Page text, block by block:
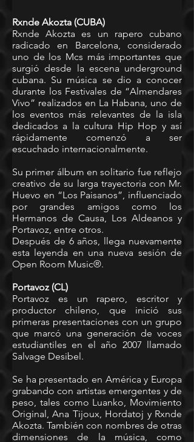
Rxnde Akozta (CUBA)
Rxnde Akozta es un rapero cubano
radicado en Barcelona, considerado
uno de los Mcs más importantes que
surgió desde la escena underground
cubana. Su música se dio a conocer
durante los Festivales de “Almendares
Vivo” realizados en La Habana, uno de
los eventos más relevantes de la isla
dedicados a la cultura Hip Hop y así
rápidamente comenzó a ser
escuchado internacionalmente.
Su primer álbum en solitario fue reflejo
creativo de su larga trayectoria con Mr.
Huevo en “Los Paisanos”, influenciado
por grandes amigos como los
Hermanos de Causa, Los Aldeanos y
Portavoz, entre otros.
Después de 6 años, llega nuevamente
esta leyenda en una nueva sesión de
Open Room Music®.
Portavoz (CL)
Portavoz es un rapero, escritor y
productor chileno, que inició sus
primeras presentaciones con un grupo
que marcó una generación de voces
estudiantiles en el año 2007 llamado
Salvage Desibel.
Se ha presentado en América y Europa
grabando con artistas emergentes y de
peso, tales como Luanko, Movimiento
Original, Ana Tijoux, Hordatoj y Rxnde
Akozta. También con nombres de otras
dimensiones de la música, como